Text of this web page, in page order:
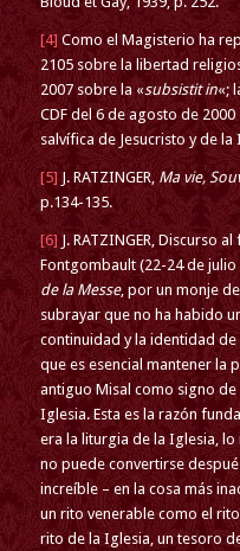
[4] Como el Magisterio ha
2105 sobre la libertad
2007 sobre la «subsistit in«;
CDF del 6 de agosto de
salvífica de Jesucristo y de la
[5] J. RATZINGER, Ma vie,
p.134-135.
[6] J. RATZINGER, Discurso
Fontgombault (22-24 de
de la Messe, por un monje
subrayar que no ha habido
continuidad y la identidad
que es esencial mantener la
antiguo Misal como signo
Iglesia. Esta es la razón
era la liturgia de la Iglesia,
no puede convertirse
increíble – en la cosa más
un rito venerable como el
rito de la Iglesia, un tesoro